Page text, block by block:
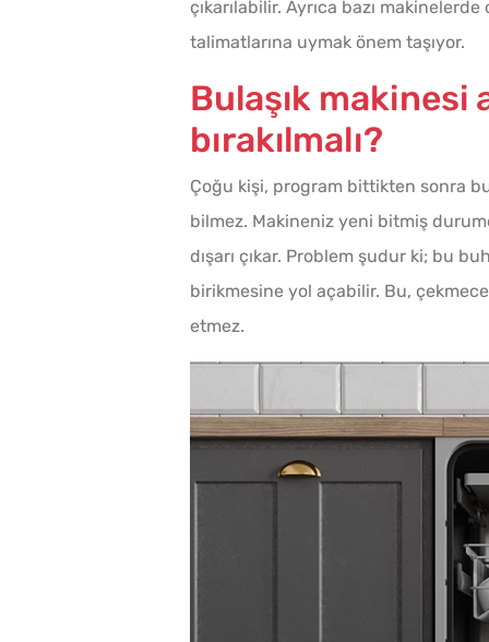
Kahvaltılık Pratik
Kaygana Tarifi
Evde Kolay Mayasız
Kıymalı Pide Tarifi
çıkarılabilir. Ayrıca bazı
talimatlarına uymak önem taşıyor.
Bulaşık makinesi
bırakılmalı?
Çoğu kişi, program bittikten sonra
bilmez. Makineniz yeni bitmiş
dışarı çıkar. Problem şudur ki; bu
birikmesine yol açabilir. Bu,
etmez.